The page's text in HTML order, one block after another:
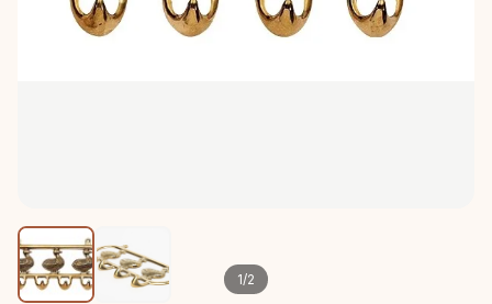
1/2